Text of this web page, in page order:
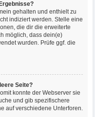
gehalten und enthielt zu
indiziert werden. Stelle eine
die dir die erweiterte
möglich, dass dein(e)
wurden. Prüfe ggf. die
Seite?
konnte der Webserver sie
und gib spezifischere
auf verschiedene Unterforen.